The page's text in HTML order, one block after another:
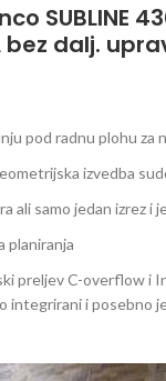
SUBLINE
bez dalj.
pod radnu plohu za
izvedba
ali samo jedan izrez i
planiranja
preljev C-overflow i
integrirani i posebno